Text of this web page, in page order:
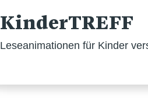
KinderTREFF
Leseanimationen für Kinder